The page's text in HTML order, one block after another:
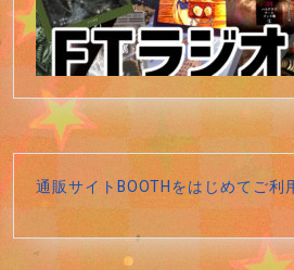
通販サイトBOOTHをはじめてご利